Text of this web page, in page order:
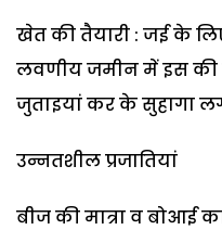
खेत की तैयारी : जई के लिए
लवणीय जमीन में इस की
जुताइयां कर के सुहागा
उन्नतशील प्रजातियां
बीज की मात्रा व बोआई